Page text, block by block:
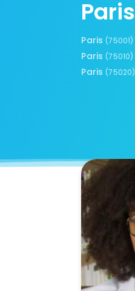
Paris
Paris (75001)
Paris (75010)
Paris (75020)